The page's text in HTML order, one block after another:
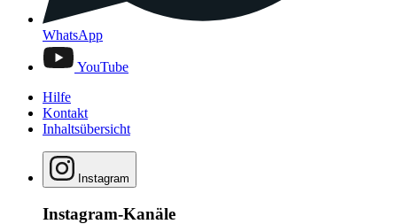
WhatsApp
YouTube
Hilfe
Kontakt
Inhaltsübersicht
Instagram
Instagram-Kanäle